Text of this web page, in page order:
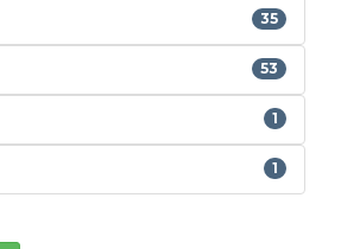
35
53
1
1